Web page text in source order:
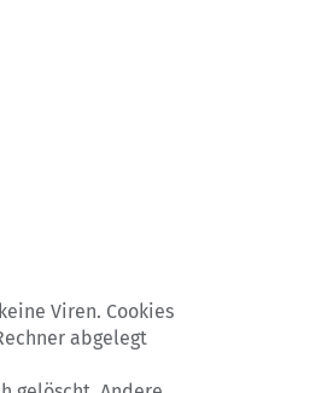
Viren. Cookies
abgelegt